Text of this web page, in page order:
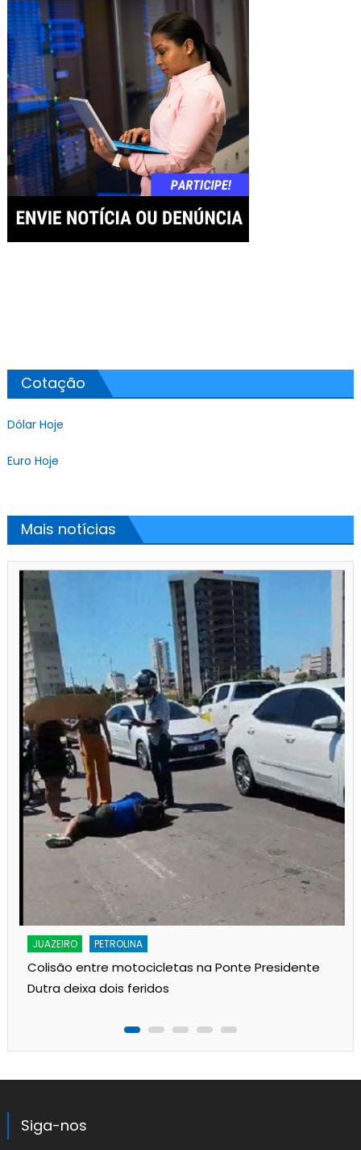
Cotação
Dólar Hoje
Euro Hoje
Mais notícias
JUAZEIRO PETROLINA
Colisão entre motocicletas na Ponte Presidente
Dutra deixa dois feridos
Siga-nos